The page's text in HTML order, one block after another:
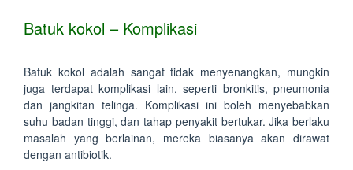
Batuk kokol – Komplikasi
Batuk kokol adalah sangat tidak menyenangkan, mungkin
juga terdapat komplikasi lain, seperti bronkitis, pneumonia
dan jangkitan telinga. Komplikasi ini boleh menyebabkan
suhu badan tinggi, dan tahap penyakit bertukar. Jika berlaku
masalah yang berlainan, mereka biasanya akan dirawat
dengan antibiotik.